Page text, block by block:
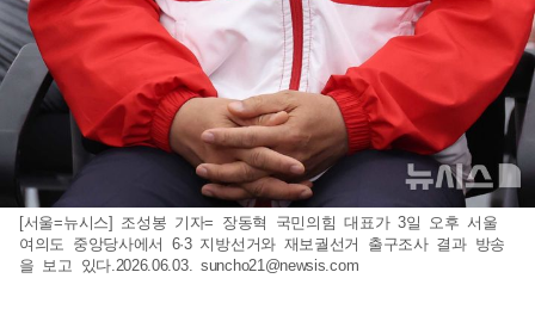
[서울=뉴시스] 조성봉 기자= 장동혁 국민의힘 대표가 3일 오후 서울
여의도 중앙당사에서 6·3 지방선거와 재보궐선거 출구조사 결과 방송
을 보고 있다.2026.06.03. suncho21@newsis.com